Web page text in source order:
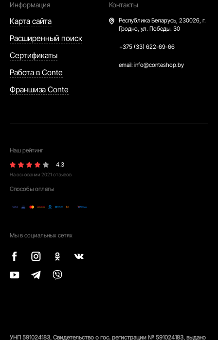
Информация
Карта сайта
Расширенный поиск
Сертификаты
Работа в Conte
Франшиза Conte
Контакты
Республика Беларусь, 230026, г.
Гродно, ул. Победы. 30
+375 (33) 622-69-66
email: info@conteshop.by
Наш рейтинг
4.3
На основании 2021 отзывов
Способы оплаты
Мы в социальных сетях
УНП 591024183, Свидетельство о гос. регистрации № 591024183, выдано